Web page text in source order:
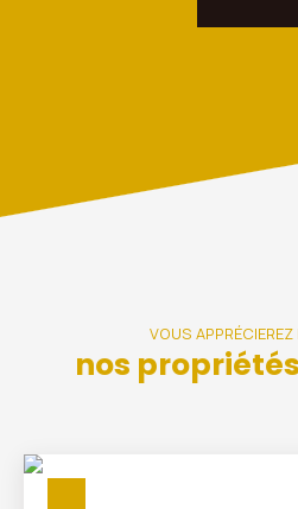
VOUS APPRÉCIEREZ
nos